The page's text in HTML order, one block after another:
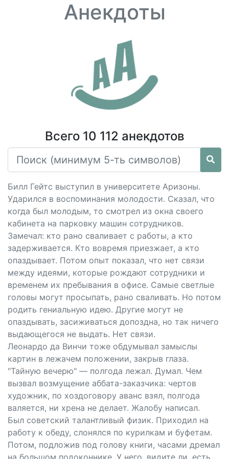
Анекдоты
Всего 10 112 анекдотов
Билл Гейтс выступил в университете Аризоны.
Ударился в воспоминания молодости. Сказал, что
когда был молодым, то смотрел из окна своего
кабинета на парковку машин сотрудников.
Замечал: кто рано сваливает с работы, а кто
задерживается. Кто вовремя приезжает, а кто
опаздывает. Потом опыт показал, что нет связи
между идеями, которые рождают сотрудники и
временем их пребывания в офисе. Самые светлые
головы могут просыпать, рано сваливать. Но потом
родить гениальную идею. Другие могут не
опаздывать, засиживаться допоздна, но так ничего
выдающегося не выдать. Нет связи.
Леонардо да Винчи тоже обдумывал замыслы
картин в лежачем положении, закрыв глаза.
"Тайную вечерю" — полгода лежал. Думал. Чем
вызвал возмущение аббата-заказчика: чертов
художник, по хоздоговору аванс взял, полгода
валяется, ни хрена не делает. Жалобу написал.
Был советский талантливый физик. Приходил на
работу к обеду, слонялся по курилкам и буфетам.
Потом, подложив под голову книги, часами дремал
на большом подоконнике. У него, видите ли, есть